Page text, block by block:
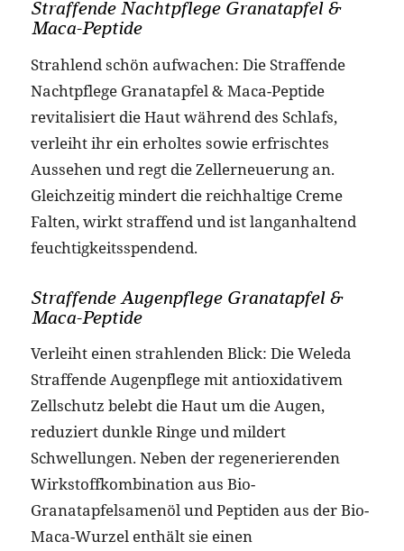
Straffende Nachtpflege Granatapfel &
Maca-Peptide
Strahlend schön aufwachen: Die Straffende
Nachtpflege Granatapfel & Maca-Peptide
revitalisiert die Haut während des Schlafs,
verleiht ihr ein erholtes sowie erfrischtes
Aussehen und regt die Zellerneuerung an.
Gleichzeitig mindert die reichhaltige Creme
Falten, wirkt straffend und ist langanhaltend
feuchtigkeitsspendend.
Straffende Augenpflege Granatapfel &
Maca-Peptide
Verleiht einen strahlenden Blick: Die Weleda
Straffende Augenpflege mit antioxidativem
Zellschutz belebt die Haut um die Augen,
reduziert dunkle Ringe und mildert
Schwellungen. Neben der regenerierenden
Wirkstoffkombination aus Bio-
Granatapfelsamenöl und Peptiden aus der Bio-
Maca-Wurzel enthält sie einen